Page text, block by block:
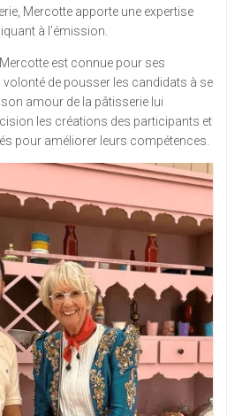
Mercotte apporte une expertise
à l’émission.
est connue pour ses
de pousser les candidats à se
amour de la pâtisserie lui
les créations des participants et
pour améliorer leurs compétences.